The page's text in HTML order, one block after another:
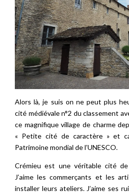
Alors là, je suis on ne peut plus
cité médiévale n°2 du classement
ce magnifique village de charme
« Petite cité de caractère » et
Patrimoine mondial de l’UNESCO.
Crémieu est une véritable cité
J’aime les commerçants et les
installer leurs ateliers. J’aime ses